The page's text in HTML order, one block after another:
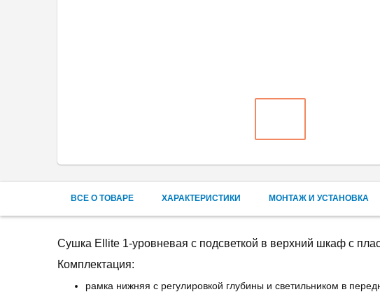
ВСЕ О ТОВАРЕ ХАРАКТЕРИСТИКИ МОНТАЖ И УСТАНОВКА
Сушка Ellite 1-уровневая с подсветкой в верхний шкаф с
Комплектация:
рамка нижняя с регулировкой глубины и светильником в